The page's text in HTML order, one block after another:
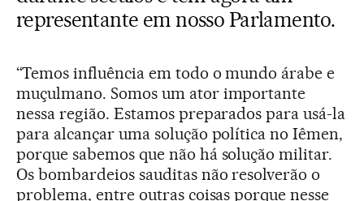
representante em nosso Parlamento.
“Temos influência em todo o mundo árabe e
muçulmano. Somos um ator importante
nessa região. Estamos preparados para usá-la
para alcançar uma solução política no Iêmen,
porque sabemos que não há solução militar.
Os bombardeios sauditas não resolverão o
problema, entre outras coisas porque nesse